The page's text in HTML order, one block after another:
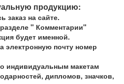
продукцию:
заказ на сайте.
" Комментарии"
будет именной.
электронную почту номер
индивидуальным макетам
дипломов, значков,